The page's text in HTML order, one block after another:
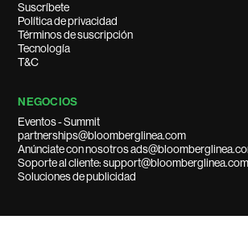
Suscríbete
Política de privacidad
Términos de suscripción
Tecnología
T&C
NEGOCIOS
Eventos - Summit
partnerships@bloomberglinea.com
Anúnciate con nosotros
Soporte al cliente: support@bloomberglinea.com
Soluciones de publicidad